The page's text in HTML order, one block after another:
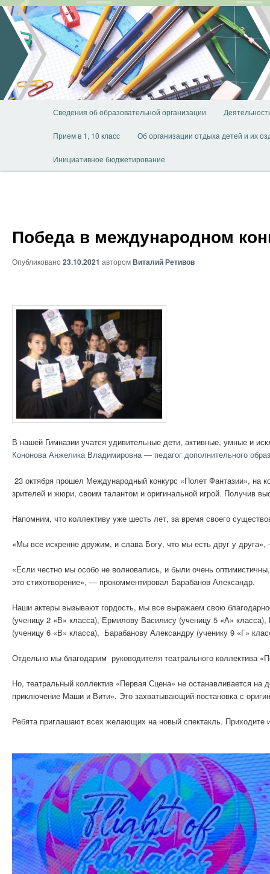
Перейти
основному
содержимому
Сведения об образовательной организации
Прием в 1, 10 класс Об организации отдыха детей и их
Инициативное бюджетирование
Победа в международном
Опубликовано 23.10.2021 авторомВиталий Ретивов
В нашей Гимназии учатся удивительные дети, активные, умные и
Кононова Анжелика Владимировна — педагог дополнительного
23 октября прошел Международный конкурс «Полет Фантазии», на
зрителей и жюри, своим талантом и оригинальной игрой. Получив
Напомним, что коллективу уже шесть лет, за время своего
«Мы все искренне дружим, и слава Богу, что мы есть друг у
«Если честно мы особо не волновались, и были очень
это стихотворение», — прокомментировал Барабанов Александр.
Наши актеры вызывают гордость, мы все выражаем свою
(ученицу 2 «В» класса), Ермилову Василису (ученицу 5 «А»
(ученицу 6 «В» класса), Барабанову Александру (ученику 9 «Г»
Отдельно мы благодарим руководителя театрального коллектива
Но, театральный коллектив «Первая Сцена» не останавливается на
приключение Маши и Вити». Это захватывающий постановка с
Ребята приглашают всех желающих на новый спектакль. Приходите